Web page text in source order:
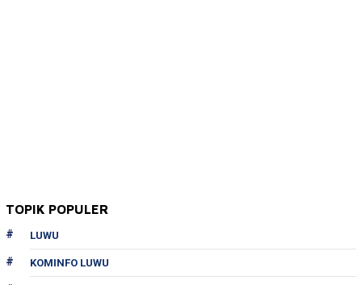
TOPIK POPULER
LUWU
KOMINFO LUWU